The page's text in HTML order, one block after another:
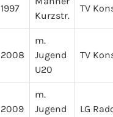
1997
Kurzstr.
TV
2008
m.
Jugend
U20
TV
2009
m.
Jugend
LG